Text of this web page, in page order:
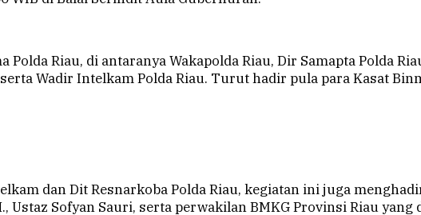
Riau, di antaranya Wakapolda Riau, Dir Samapta Polda
Wadir Intelkam Polda Riau. Turut hadir pula para Kasat
dan Dit Resnarkoba Polda Riau, kegiatan ini juga
Ustaz Sofyan Sauri, serta perwakilan BMKG Provinsi Riau